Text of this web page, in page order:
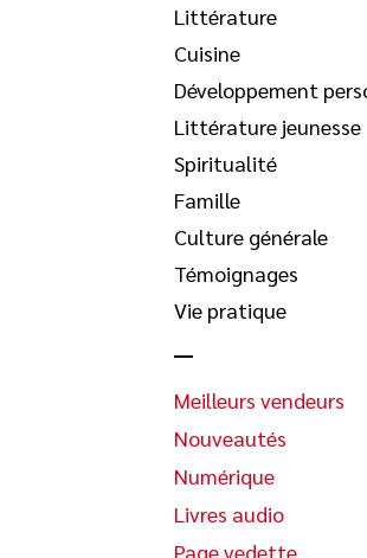
Littérature
Cuisine
Développement
Littérature jeunesse
Spiritualité
Famille
Culture générale
Témoignages
Vie pratique
Meilleurs vendeurs
Nouveautés
Numérique
Livres audio
Page vedette